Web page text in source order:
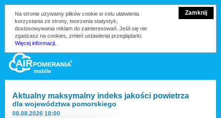
Zamknij
Na stronie używamy plików cookie w celu ułatwienia
korzystania ze strony, tworzenia statystyk,
dostosowywania reklam do zainteresowań. Jeśli się nie
zgadzasz na cookies, zmień ustawienia przeglądarki.
Więcej informacji.
Aktualny maksymalny indeks jakości powietrza
dla województwa pomorskiego
08.08.2026 18:00